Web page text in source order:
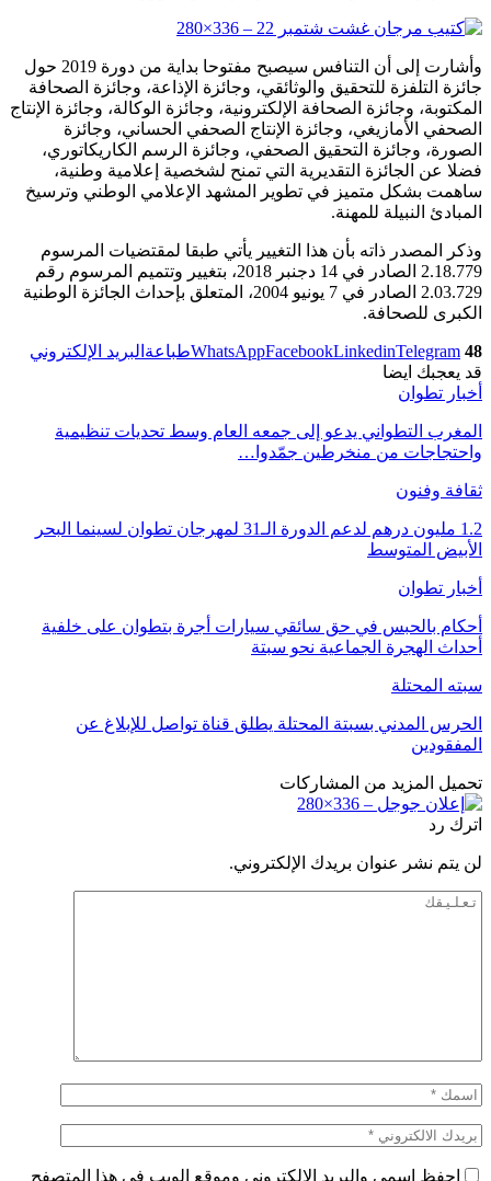
وأشارت إلى أن التنافس سيصبح مفتوحا بداية من دورة 2019 حول
جائزة التلفزة للتحقيق والوثائقي، وجائزة الإذاعة، وجائزة الصحافة
المكتوبة، وجائزة الصحافة الإلكترونية، وجائزة الوكالة، وجائزة الإنتاج
الصحفي الأمازيغي، وجائزة الإنتاج الصحفي الحساني، وجائزة
الصورة، وجائزة التحقيق الصحفي، وجائزة الرسم الكاريكاتوري،
فضلا عن الجائزة التقديرية التي تمنح لشخصية إعلامية وطنية،
ساهمت بشكل متميز في تطوير المشهد الإعلامي الوطني وترسيخ
المبادئ النبيلة للمهنة.
وذكر المصدر ذاته بأن هذا التغيير يأتي طبقا لمقتضيات المرسوم
2.18.779 الصادر في 14 دجنبر 2018، بتغيير وتتميم المرسوم رقم
2.03.729 الصادر في 7 يونيو 2004، المتعلق بإحداث الجائزة الوطنية
الكبرى للصحافة.
48
WhatsAppFacebookLinkedinTelegram طباعة البريد الإلكتروني
قد يعجبك ايضا
أخبار تطوان
المغرب التطواني يدعو إلى جمعه العام وسط تحديات تنظيمية
واحتجاجات من منخرطين جمّدوا…
ثقافة وفنون
1.2 مليون درهم لدعم الدورة الـ31 لمهرجان تطوان لسينما البحر
الأبيض المتوسط
أخبار تطوان
أحكام بالحبس في حق سائقي سيارات أجرة بتطوان على خلفية
أحداث الهجرة الجماعية نحو سبتة
سبته المحتلة
الحرس المدني بسبتة المحتلة يطلق قناة تواصل للإبلاغ عن
المفقودين
تحميل المزيد من المشاركات
اترك رد
لن يتم نشر عنوان بريدك الإلكتروني.
احفظ اسمي والبريد الإلكتروني وموقع الويب في هذا المتصفح